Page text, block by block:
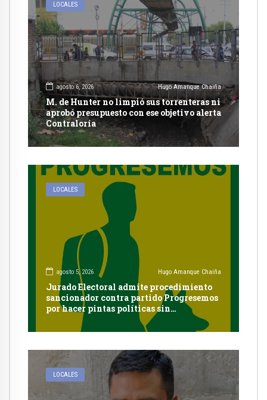
LOCALES
agosto 6, 2026 Hugo Amanque Chaiña
M. de Hunter no limpió sus torrenteras ni
aprobó presupuesto con ese objetivo alerta
Contraloría
LOCALES
agosto 5, 2026 Hugo Amanque Chaiña
Jurado Electoral admite procedimiento
sancionador contra partido Progresemos
por hacer pintas políticas sin
autorización en Cayma
LOCALES